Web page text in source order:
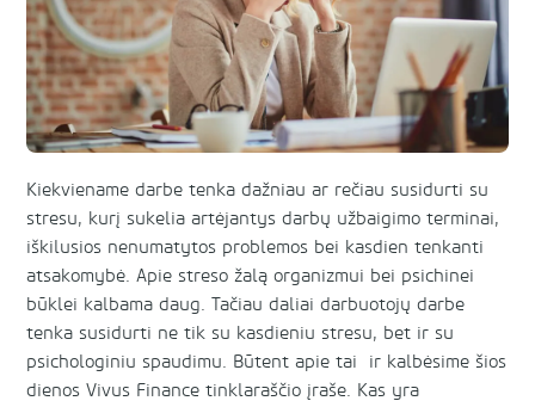
Kiekviename darbe tenka dažniau ar rečiau susidurti su
stresu, kurį sukelia artėjantys darbų užbaigimo terminai,
iškilusios nenumatytos problemos bei kasdien tenkanti
atsakomybė. Apie streso žalą organizmui bei psichinei
būklei kalbama daug. Tačiau daliai darbuotojų darbe
tenka susidurti ne tik su kasdieniu stresu, bet ir su
psichologiniu spaudimu. Būtent apie tai ir kalbėsime šios
dienos Vivus Finance tinklaraščio įraše. Kas yra